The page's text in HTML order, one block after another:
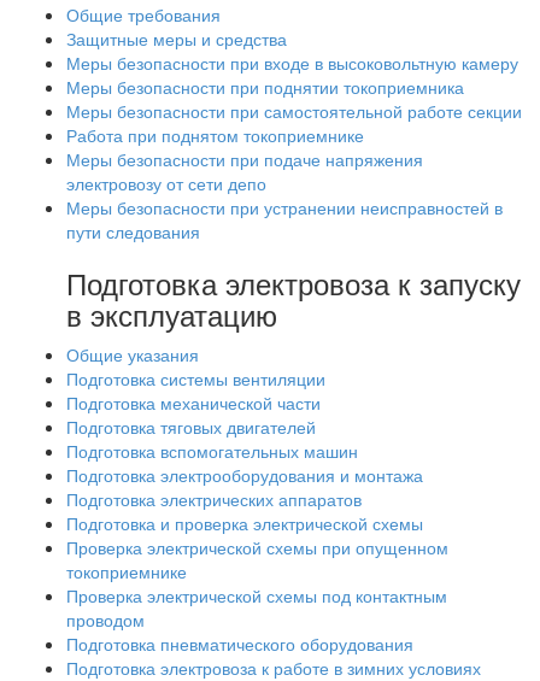
Общие требования
Защитные меры и средства
Меры безопасности при входе в высоковольтную камеру
Меры безопасности при поднятии токоприемника
Меры безопасности при самостоятельной работе секции
Работа при поднятом токоприемнике
Меры безопасности при подаче напряжения
электровозу от сети депо
Меры безопасности при устранении неисправностей в
пути следования
Подготовка электровоза к запуску
в эксплуатацию
Общие указания
Подготовка системы вентиляции
Подготовка механической части
Подготовка тяговых двигателей
Подготовка вспомогательных машин
Подготовка электрооборудования и монтажа
Подготовка электрических аппаратов
Подготовка и проверка электрической схемы
Проверка электрической схемы при опущенном
токоприемнике
Проверка электрической схемы под контактным
проводом
Подготовка пневматического оборудования
Подготовка электровоза к работе в зимних условиях